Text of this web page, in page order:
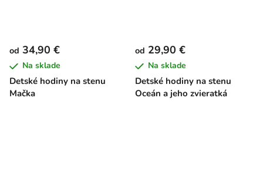
Detské hodiny na stenu
Mačka
od 34,90 €
Na sklade
Detské hodiny na stenu
Oceán a jeho zvieratká
od 29,90 €
Na sklade